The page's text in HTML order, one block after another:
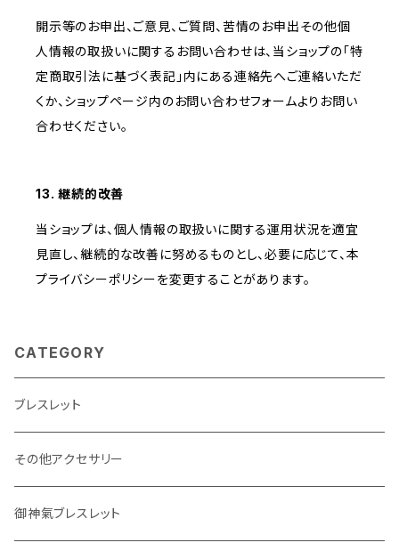
開示等のお申出、ご意見、ご質問、苦情のお申出その他個
人情報の取扱いに関するお問い合わせは、当ショップの「特
定商取引法に基づく表記」内にある連絡先へご連絡いただ
くか、ショップページ内のお問い合わせフォームよりお問い
合わせください。
13. 継続的改善
当ショップは、個人情報の取扱いに関する運用状況を適宜
見直し、継続的な改善に努めるものとし、必要に応じて、本
プライバシーポリシーを変更することがあります。
CATEGORY
ブレスレット
その他アクセサリー
御神氣ブレスレット